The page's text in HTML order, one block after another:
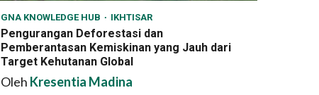
GNA KNOWLEDGE HUB IKHTISAR
Pengurangan Deforestasi dan
Pemberantasan Kemiskinan yang Jauh dari
Target Kehutanan Global
Oleh Kresentia Madina